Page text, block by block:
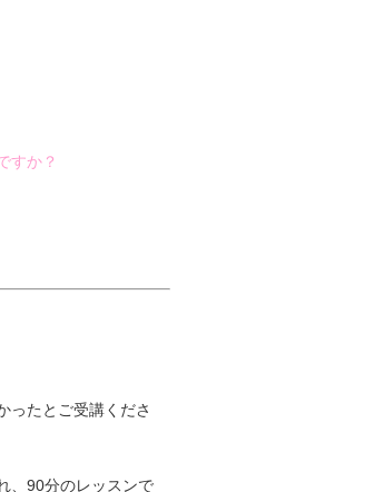
すか？
ったとご受講くださ
、90分のレッスンで